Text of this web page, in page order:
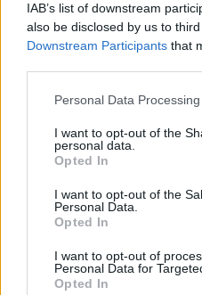
IAB’s list of downstream
also be disclosed by us to
Downstream Participants that
Personal Data
I want to opt-out of the
personal data.
Opted In
I want to opt-out of the
Personal Data.
Opted In
I want to opt-out of
Personal Data for
Opted In
Žiūrimiausi
vaiko gyvybių išgelbėti
Žinios | Lietuvos diena
Savaitės vidurys nusimato
32 laipsnių šilumos
Žinios Orai